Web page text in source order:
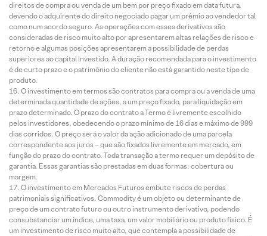
direitos de compra ou venda de um bem por preço fixado em data futura,
devendo o adquirente do direito negociado pagar um prêmio ao vendedor tal
como num acordo seguro. As operações com esses derivativos são
consideradas de risco muito alto por apresentarem altas relações de risco e
retorno e algumas posições apresentarem a possibilidade de perdas
superiores ao capital investido. A duração recomendada para o investimento
é de curto prazo e o patrimônio do cliente não está garantido neste tipo de
produto.
O investimento em termos são contratos para compra ou a venda de uma
determinada quantidade de ações, a um preço fixado, para liquidação em
prazo determinado. O prazo do contrato a Termo é livremente escolhido
pelos investidores, obedecendo o prazo mínimo de 16 dias e máximo de 999
dias corridos. O preço será o valor da ação adicionado de uma parcela
correspondente aos juros – que são fixados livremente em mercado, em
função do prazo do contrato. Toda transação a termo requer um depósito de
garantia. Essas garantias são prestadas em duas formas: cobertura ou
margem.
O investimento em Mercados Futuros embute riscos de perdas
patrimoniais significativos. Commodity é um objeto ou determinante de
preço de um contrato futuro ou outro instrumento derivativo, podendo
consubstanciar um índice, uma taxa, um valor mobiliário ou produto físico. É
um investimento de risco muito alto, que contempla a possibilidade de